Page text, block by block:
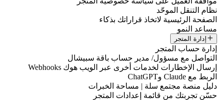
نظام التنقل الموحّد
الصفحة الرئيسية لاتخاذ قراراتك بذكاء
مساعد النمو
إدارة المتجر
إدارة حساب المتجر
التواصل مع مسؤول/ مدير حساب باقة سبيشال
إرسال الإخطارات لخدمات أخرى عبر الويب هوك Webhooks
الربط مع Claude وChatGPT
دليل منصة مجتمع سلة | مساحة الخبرات
حسّن تجربتك من قائمة إعدادات المتجر